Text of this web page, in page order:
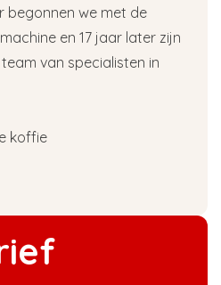
begonnen we met de
en 17 jaar later zijn
van specialisten in
koffie